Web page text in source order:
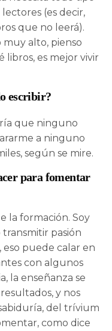
(es decir,
que no leerá).
alto, pienso
es mejor vivir
escribir?
que ninguno
a ninguno
según se mire.
para fomentar
la formación. Soy
pasión
puede calar en
con algunos
la enseñanza se
y nos
del trívium
como dice